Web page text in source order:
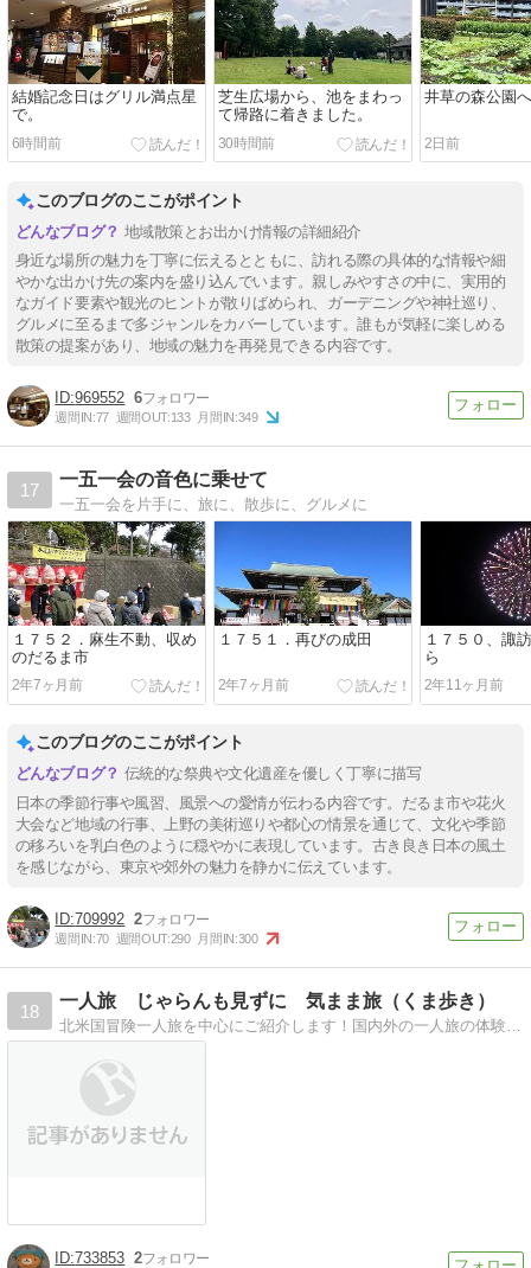
結婚記念日はグリル満点星
で。
6時間前
芝生広場から、池をまわっ
て帰路に着きました。
30時間前
井草の森公園
2日前
このブログのここがポイント
地域散策とお出かけ情報の詳細紹介
身近な場所の魅力を丁寧に伝えるとともに、訪れる際の具体的な情報や細
やかな出かけ先の案内を盛り込んでいます。親しみやすさの中に、実用的
なガイド要素や観光のヒントが散りばめられ、ガーデニングや神社巡り、
グルメに至るまで多ジャンルをカバーしています。誰もが気軽に楽しめる
散策の提案があり、地域の魅力を再発見できる内容です。
969552 6
週間IN:77 週間OUT:133 月間IN:349
17
一五一会の音色に乗せて
一五一会を片手に、旅に、散歩に、グルメに
１７５２．麻生不動、収め
のだるま市
2年7ヶ月前
１７５１．再びの成田
2年7ヶ月前
１７５０、諏
ら
2年11ヶ月前
このブログのここがポイント
伝統的な祭典や文化遺産を優しく丁寧に描写
日本の季節行事や風習、風景への愛情が伝わる内容です。だるま市や花火
大会など地域の行事、上野の美術巡りや都心の情景を通じて、文化や季節
の移ろいを乳白色のように穏やかに表現しています。古き良き日本の風土
を感じながら、東京や郊外の魅力を静かに伝えています。
709992 2
週間IN:70 週間OUT:290 月間IN:300
18
一人旅 じゃらんも見ずに 気まま旅（くま歩き）
733853 2